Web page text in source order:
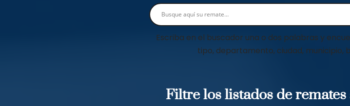
Escriba en el buscador una o dos palabras y
tipo, departamento, ciudad, municipio,
Filtre los listados de